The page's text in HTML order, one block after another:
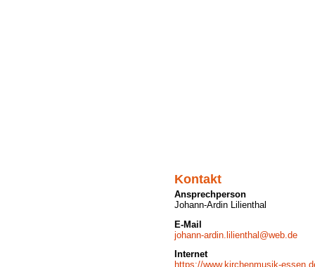
Kontakt
Ansprechperson
Johann-Ardin Lilienthal
E-Mail
johann-ardin.lilienthal@web.de
Internet
https://www.kirchenmusik-